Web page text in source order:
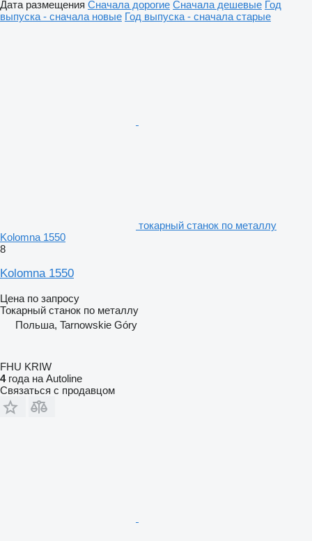
Дата размещения Сначала дорогие Сначала дешевые Год
выпуска - сначала новые Год выпуска - сначала старые
токарный станок по металлу
Kolomna 1550
8
Kolomna 1550
Цена по запросу
Токарный станок по металлу
Польша, Tarnowskie Góry
FHU KRIW
4года на Autoline
Связаться с продавцом